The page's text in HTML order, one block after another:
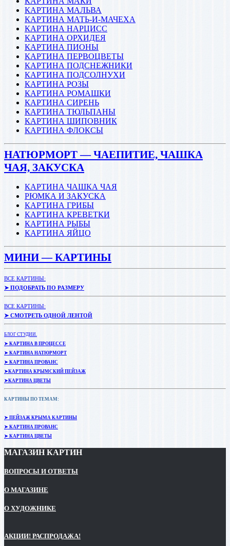
КАРТИНА МАЛЬВА
КАРТИНА МАТЬ-И-МАЧЕХА
КАРТИНА НАРЦИСС
КАРТИНА ОРХИДЕЯ
КАРТИНА ПИОНЫ
КАРТИНА ПЕРВОЦВЕТЫ
КАРТИНА ПОДСНЕЖНИКИ
КАРТИНА ПОДСОЛНУХИ
КАРТИНА РОЗЫ
КАРТИНА РОМАШКИ
КАРТИНА СИРЕНЬ
КАРТИНА ТЮЛЬПАНЫ
КАРТИНА ШИПОВНИК
КАРТИНА ФЛОКСЫ
НАТЮРМОРТ — ЧАЕПИТИЕ, ЧАШКА
ЧАЯ, ЗАКУСКА
КАРТИНА ЧАШКА ЧАЯ
РЮМКА И ЗАКУСКА
КАРТИНА ГРИБЫ
КАРТИНА КРЕВЕТКИ
КАРТИНА РЫБЫ
КАРТИНА ЯЙЦО
МИНИ — КАРТИНЫ
ВСЕ КАРТИНЫ:
➤ ПОДОБРАТЬ ПО РАЗМЕРУ
ВСЕ КАРТИНЫ:
➤ СМОТРЕТЬ ОДНОЙ ЛЕНТОЙ
БЛОГ СТУДИИ.
➤ КАРТИНА В ПРОЦЕССЕ
➤ КАРТИНА НАТЮРМОРТ
➤ КАРТИНА ПРОВАНС
➤КАРТИНА КРЫМСКИЙ ПЕЙЗАЖ
➤КАРТИНА ЦВЕТЫ
КАРТИНЫ ПО ТЕМАМ:
➤ ПЕЙЗАЖ КРЫМА КАРТИНЫ
➤ КАРТИНА ПРОВАНС
➤ КАРТИНА ЦВЕТЫ
МАГАЗИН КАРТИН
ВОПРОСЫ И ОТВЕТЫ
О МАГАЗИНЕ
О ХУДОЖНИКЕ
АКЦИИ! РАСПРОДАЖА!